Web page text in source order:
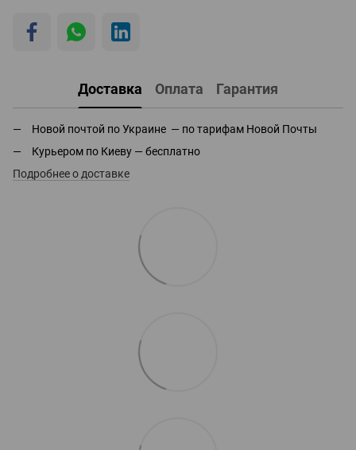
Доставка Оплата Гарантия
Новой почтой по Украине — по тарифам Новой Почты
Курьером по Киеву — бесплатно
Подробнее о доставке